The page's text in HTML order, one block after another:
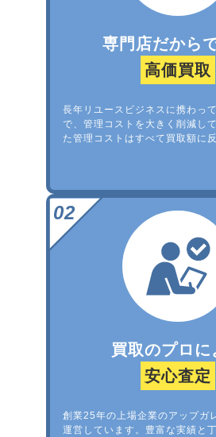
専門店だから
高価買取
長年リユースビジネスに携わっ
で、管理コストを大きく削減し
た管理コストはすべて買取額に
買取のプロに
安心査定
創業25年の上場企業のアップガ
運営しています。豊富な実績と